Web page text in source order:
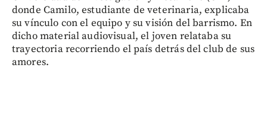
donde Camilo, estudiante de veterinaria, explicaba
su vínculo con el equipo y su visión del barrismo. En
dicho material audiovisual, el joven relataba su
trayectoria recorriendo el país detrás del club de sus
amores.